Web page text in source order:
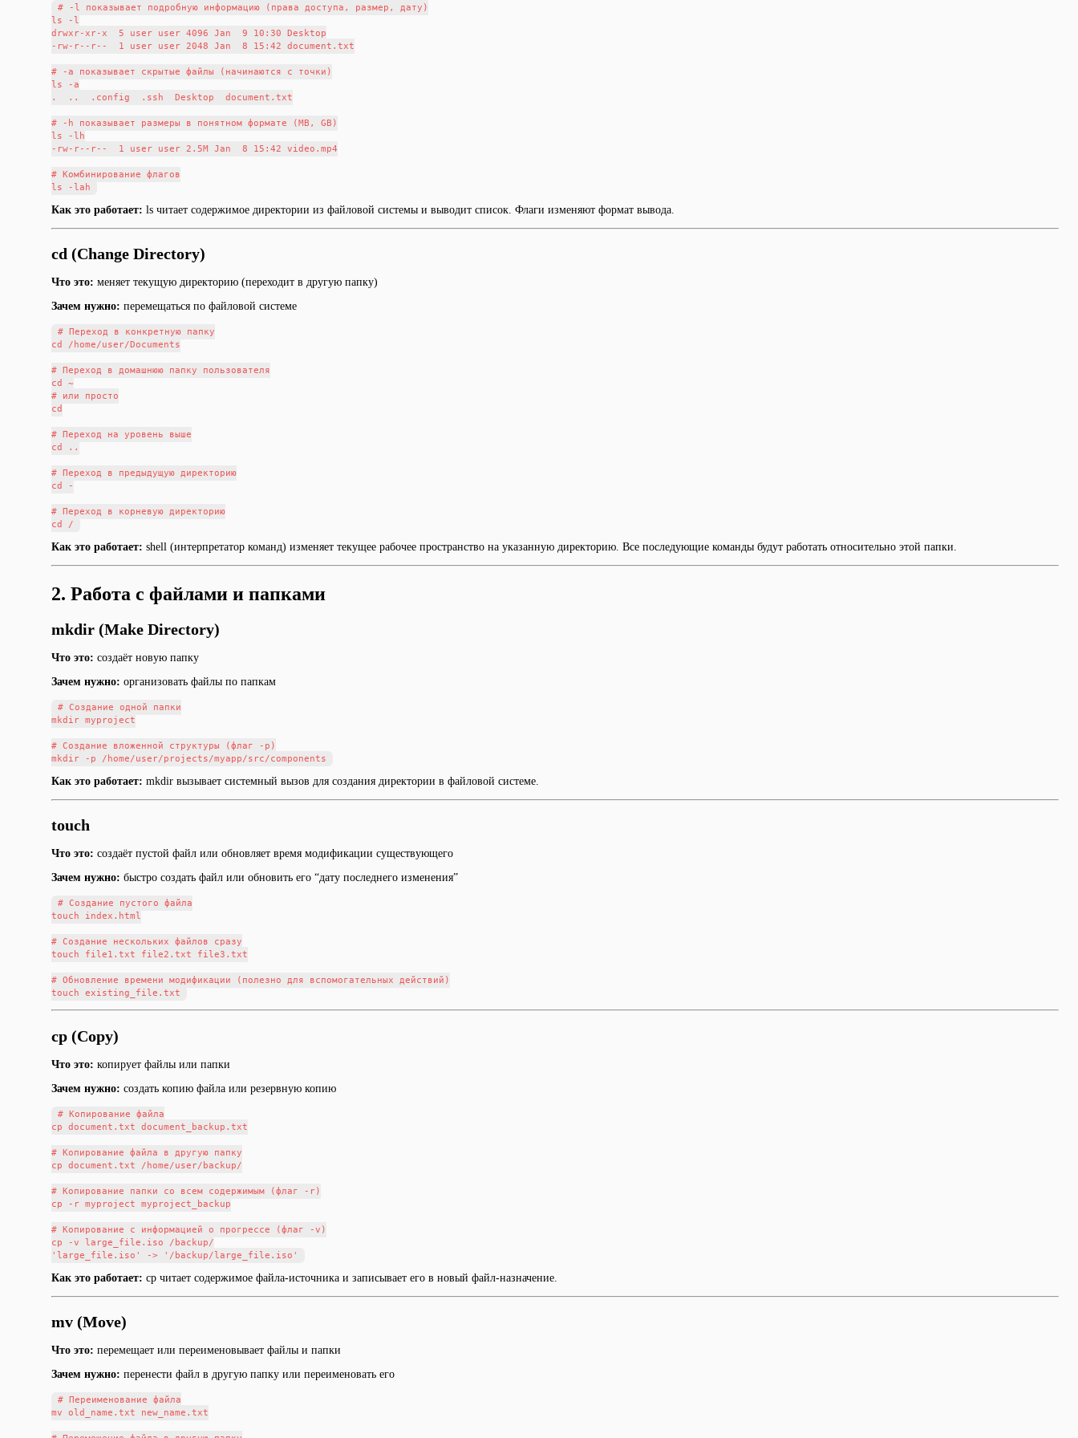
# -l показывает подробную информацию (права доступа, размер, дату)
ls -l
drwxr-xr-x  5 user user 4096 Jan  9 10:30 Desktop
-rw-r--r--  1 user user 2048 Jan  8 15:42 document.txt
# -a показывает скрытые файлы (начинаются с точки)
ls -a
.  ..  .config  .ssh  Desktop  document.txt
# -h показывает размеры в понятном формате (MB, GB)
ls -lh
-rw-r--r--  1 user user 2.5M Jan  8 15:42 video.mp4
# Комбинирование флагов
Как это работает: ls читает содержимое директории из файловой системы и выводит список. Флаги изменяют формат вывода.
cd (Change Directory)
Что это: меняет текущую директорию (переходит в другую папку)
Зачем нужно: перемещаться по файловой системе
# Переход в конкретную папку
cd /home/user/Documents
# Переход в домашнюю папку пользователя
cd ~
# или просто
cd
# Переход на уровень выше
cd ..
# Переход в предыдущую директорию
cd -
# Переход в корневую директорию
Как это работает: shell (интерпретатор команд) изменяет текущее рабочее пространство на указанную директорию. Все последующие команды будут работать относительно этой папки.
2. Работа с файлами и папками
mkdir (Make Directory)
Что это: создаёт новую папку
Зачем нужно: организовать файлы по папкам
# Создание одной папки
mkdir myproject
# Создание вложенной структуры (флаг -p)
Как это работает: mkdir вызывает системный вызов для создания директории в файловой системе.
touch
Что это: создаёт пустой файл или обновляет время модификации существующего
Зачем нужно: быстро создать файл или обновить его “дату последнего изменения”
# Создание пустого файла
touch index.html
# Создание нескольких файлов сразу
touch file1.txt file2.txt file3.txt
# Обновление времени модификации (полезно для вспомогательных действий)
cp (Copy)
Что это: копирует файлы или папки
Зачем нужно: создать копию файла или резервную копию
# Копирование файла
cp document.txt document_backup.txt
# Копирование файла в другую папку
cp document.txt /home/user/backup/
# Копирование папки со всем содержимым (флаг -r)
cp -r myproject myproject_backup
# Копирование с информацией о прогрессе (флаг -v)
cp -v large_file.iso /backup/
Как это работает: cp читает содержимое файла-источника и записывает его в новый файл-назначение.
mv (Move)
Что это: перемещает или переименовывает файлы и папки
Зачем нужно: перенести файл в другую папку или переименовать его
# Переименование файла
mv old_name.txt new_name.txt